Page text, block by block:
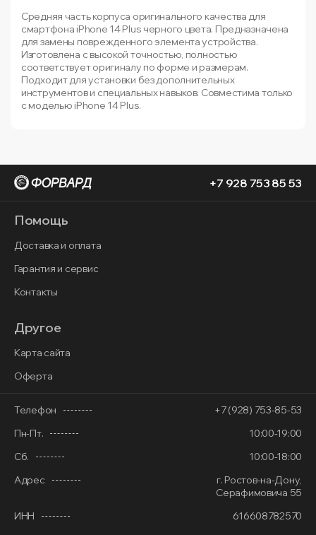
Средняя часть корпуса оригинального качества для
смартфона iPhone 14 Plus черного цвета. Предназначена
для замены поврежденного элемента устройства.
Изготовлена с высокой точностью, полностью
соответствует оригиналу по форме и размерам.
Подходит для установки без дополнительных
инструментов и специальных навыков. Совместима только
с моделью iPhone 14 Plus.
+7 928 753 85 53
Помощь
Доставка и оплата
Гарантия и сервис
Контакты
Другое
Карта сайта
Оферта
Телефон
+7 (928) 753-85-53
Пн-Пт.
10:00-19:00
Сб.
10:00-18:00
Адрес
г. Ростов-на-Дону,
Серафимовича 55
ИНН
616608782570